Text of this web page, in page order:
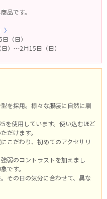
品です。
（日）
）～2月15日（日）
を採用。様々な服装に自然に馴
を使用しています。使い込むほど
だけます。
こだわり、初めてのアクセサリ
弱のコントラストを加えまし
です。
その日の気分に合わせて、異な